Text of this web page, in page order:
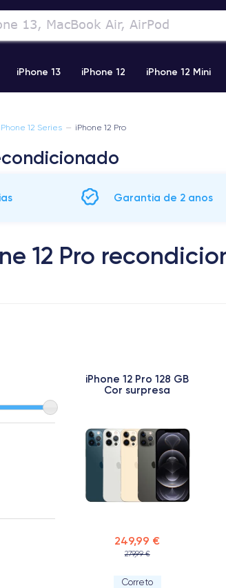
iPhone 13 iPhone 12 iPhone 12 Mini
iPhone 12 Series — iPhone 12 Pro
Garantia de 2 anos
12 Pro
iPhone 12 Pro 128 GB
Cor surpresa
249,99 €
279,99 €
Correto